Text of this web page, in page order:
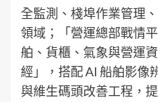
全監測、棧埠作業管理
領域；「營運總部戰情
舶、貨櫃、氣象與營運
經」，搭配 AI 船舶影像
與維生碼頭改善工程，